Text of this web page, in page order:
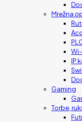
Mrežna
IP
Gaming
Torbe,